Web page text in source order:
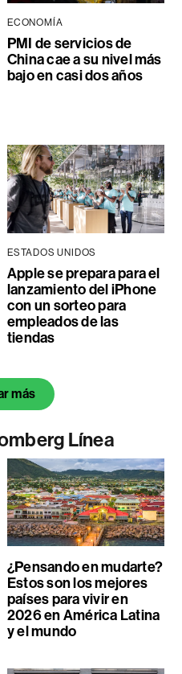
ECONOMÍA
PMI de servicios de
China cae a su nivel más
bajo en casi dos años
ESTADOS UNIDOS
Apple se prepara para el
lanzamiento del iPhone
con un sorteo para
empleados de las
tiendas
más
Línea
¿Pensando en mudarte?
Estos son los mejores
países para vivir en
2026 en América Latina
y el mundo